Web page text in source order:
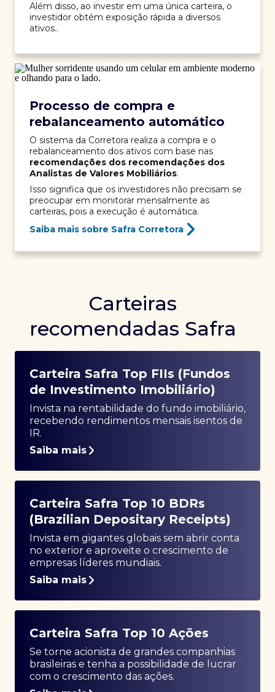
Além disso, ao investir em uma única carteira, o
investidor obtém exposição rápida a diversos
ativos..
Processo de compra e
rebalanceamento automático
O sistema da Corretora realiza a compra e o
rebalanceamento dos ativos com base nas
recomendações dos recomendações dos
Analistas de Valores Mobiliários.
Isso significa que os investidores não precisam se
preocupar em monitorar mensalmente as
carteiras, pois a execução é automática.
Saiba mais sobre Safra Corretora
Carteiras
recomendadas Safra
Carteira Safra Top FIIs (Fundos
de Investimento Imobiliário)
Invista na rentabilidade do fundo imobiliário,
recebendo rendimentos mensais isentos de
IR.
Saiba mais
Carteira Safra Top 10 BDRs
(Brazilian Depositary Receipts)
Invista em gigantes globais sem abrir conta
no exterior e aproveite o crescimento de
empresas líderes mundiais.
Saiba mais
Carteira Safra Top 10 Ações
Se torne acionista de grandes companhias
brasileiras e tenha a possibilidade de lucrar
com o crescimento das ações.